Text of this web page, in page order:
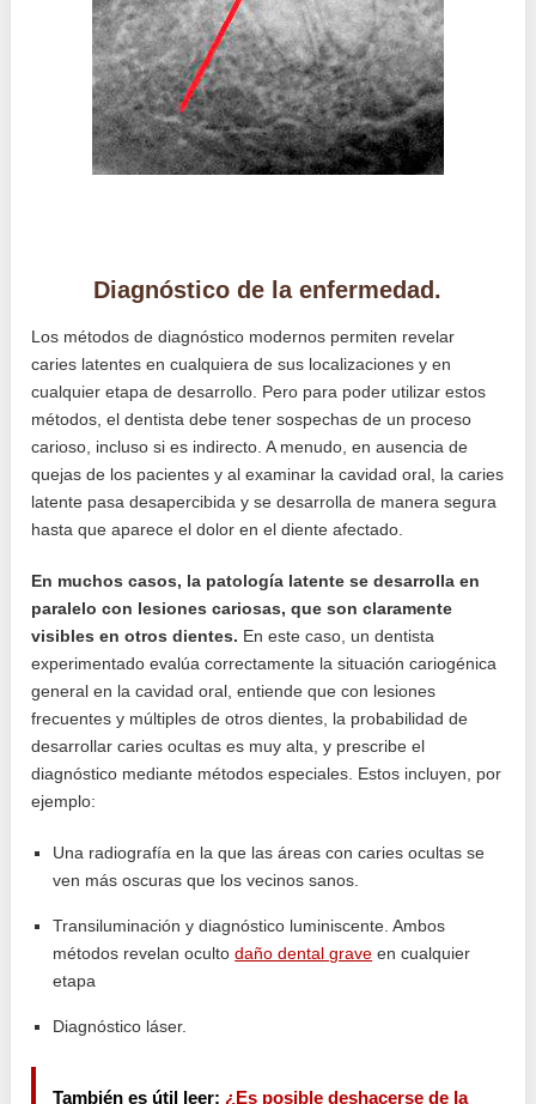
Diagnóstico de la enfermedad.
Los métodos de diagnóstico modernos permiten revelar
caries latentes en cualquiera de sus localizaciones y en
cualquier etapa de desarrollo. Pero para poder utilizar estos
métodos, el dentista debe tener sospechas de un proceso
carioso, incluso si es indirecto. A menudo, en ausencia de
quejas de los pacientes y al examinar la cavidad oral, la caries
latente pasa desapercibida y se desarrolla de manera segura
hasta que aparece el dolor en el diente afectado.
En muchos casos, la patología latente se desarrolla en
paralelo con lesiones cariosas, que son claramente
visibles en otros dientes. En este caso, un dentista
experimentado evalúa correctamente la situación cariogénica
general en la cavidad oral, entiende que con lesiones
frecuentes y múltiples de otros dientes, la probabilidad de
desarrollar caries ocultas es muy alta, y prescribe el
diagnóstico mediante métodos especiales. Estos incluyen, por
ejemplo:
Una radiografía en la que las áreas con caries ocultas se
ven más oscuras que los vecinos sanos.
Transiluminación y diagnóstico luminiscente. Ambos
métodos revelan ocultodaño dental grave en cualquier
etapa
Diagnóstico láser.
También es útil leer: ¿Es posible deshacerse de la